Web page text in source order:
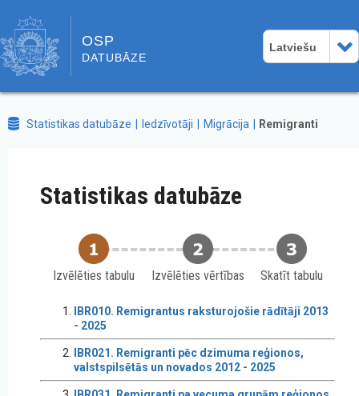
OSP
DATUBĀZE
Latviešu
Statistikas datubāze Iedzīvotāji Migrācija Remigranti
Statistikas datubāze
Izvēlēties tabulu Izvēlēties vērtības Skatīt tabulu
IBR010. Remigrantus raksturojošie rādītāji 2013
- 2025
IBR021. Remigranti pēc dzimuma reģionos,
valstspilsētās un novados 2012 - 2025